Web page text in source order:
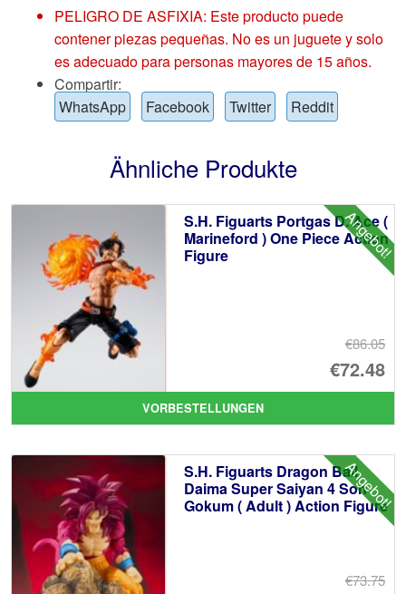
PELIGRO DE ASFIXIA: Este producto puede
contener piezas pequeñas. No es un juguete y solo
es adecuado para personas mayores de 15 años.
Compartir:
WhatsApp
Facebook Twitter Reddit
Ähnliche Produkte
Angebot!
S.H. Figuarts Portgas D. Ace (
Marineford ) One Piece Action
Figure
€86.05
€72.48
VORBESTELLUNGEN
Angebot!
S.H. Figuarts Dragon Ball
Daima Super Saiyan 4 Son
Gokum ( Adult ) Action Figure
€73.75